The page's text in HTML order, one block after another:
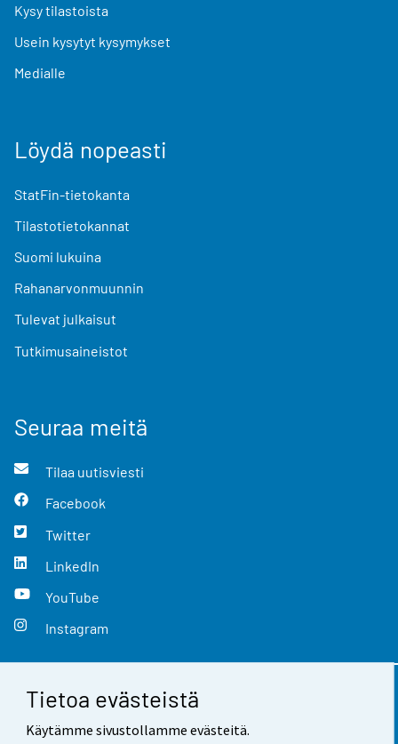
Tietoa evästeistä
Käytämme sivustollamme evästeitä.
Kysy tilastoista
Usein kysytyt kysymykset
Medialle
Löydä nopeasti
StatFin-tietokanta
Tilastotietokannat
Suomi lukuina
Rahanarvonmuunnin
Tulevat julkaisut
Tutkimusaineistot
Seuraa meitä
Tilaa uutisviesti
Facebook
Twitter
LinkedIn
YouTube
Instagram
Yhteystiedot
Palaute